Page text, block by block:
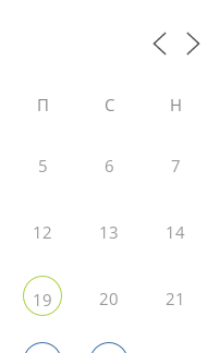
П С Н
5 6 7
12 13 14
19 20 21